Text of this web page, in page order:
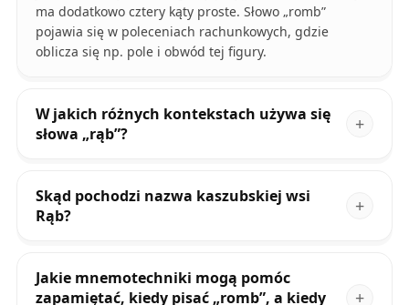
ma dodatkowo cztery kąty proste. Słowo „romb”
pojawia się w poleceniach rachunkowych, gdzie
oblicza się np. pole i obwód tej figury.
W jakich różnych kontekstach używa się
słowa „rąb”?
Skąd pochodzi nazwa kaszubskiej wsi
Rąb?
Jakie mnemotechniki mogą pomóc
zapamiętać, kiedy pisać „romb”, a kiedy